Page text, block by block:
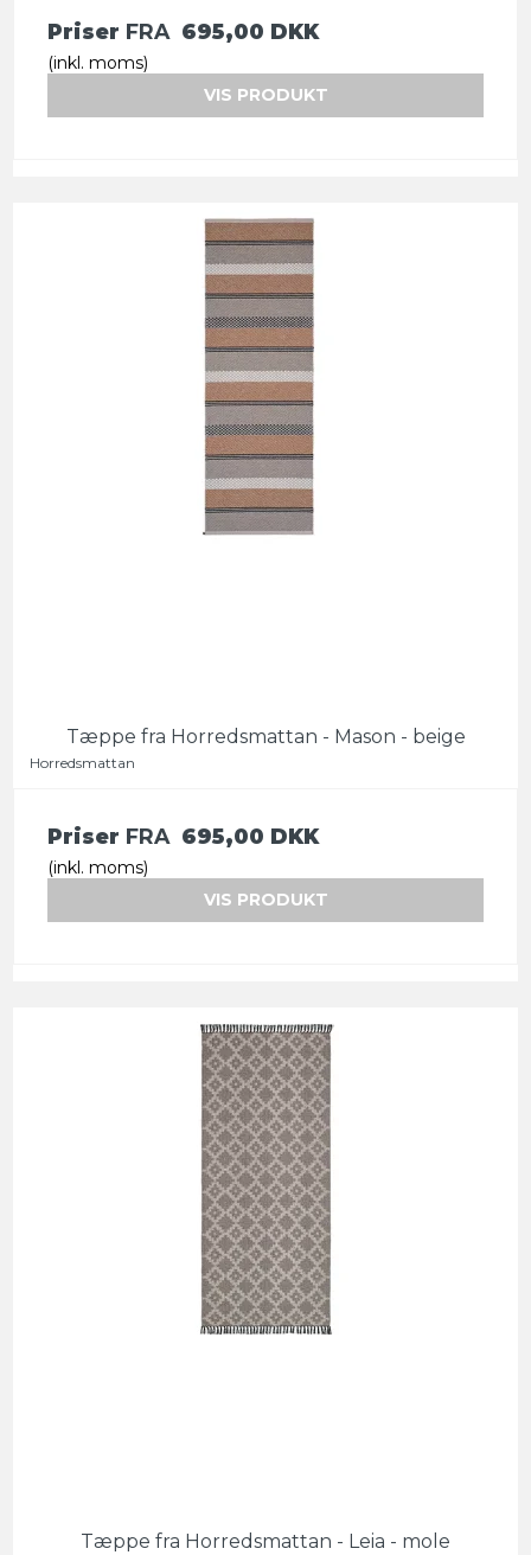
Priser FRA 695,00 DKK
(inkl. moms)
VIS PRODUKT
Tæppe fra Horredsmattan - Mason - beige
Horredsmattan
Priser FRA 695,00 DKK
(inkl. moms)
VIS PRODUKT
Tæppe fra Horredsmattan - Leia - mole